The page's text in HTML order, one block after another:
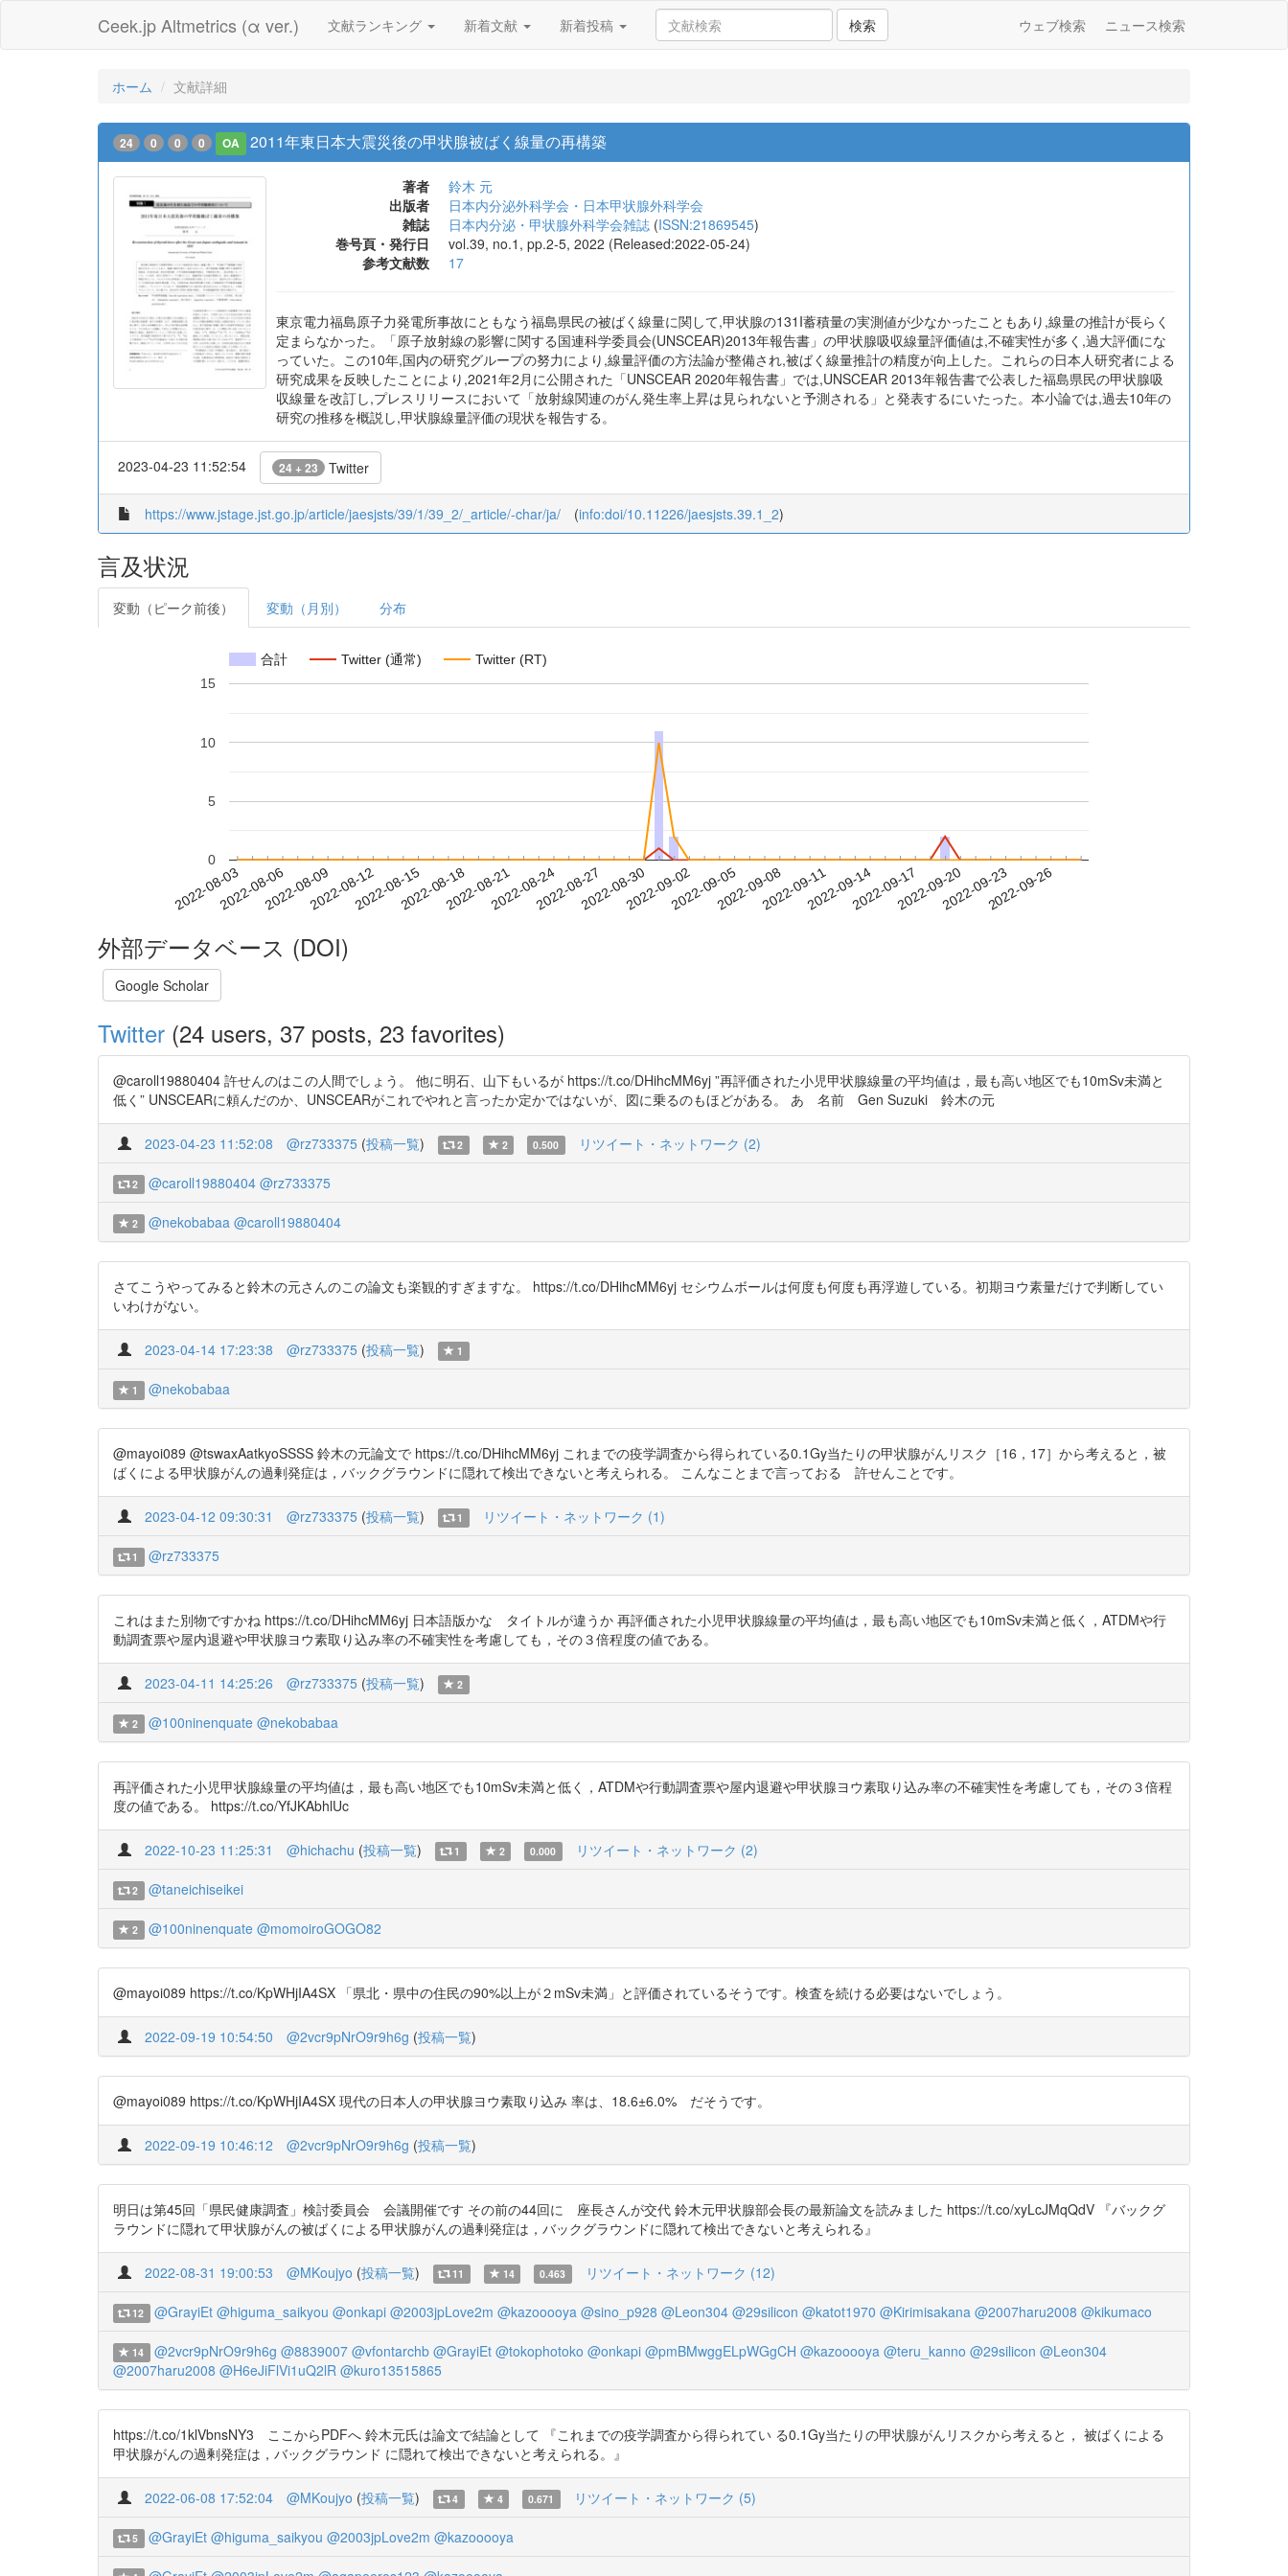
Ceek.jp Altmetrics (α ver.) 文献ランキング 新着文献 新着投稿 検索 ウェブ検索 ニュース検索
ホーム 文献詳細
24 0 0 0 OA 2011年東日本大震災後の甲状腺被ばく線量の再構築
著者
鈴木 元
出版者
日本内分泌外科学会・日本甲状腺外科学会
雑誌
日本内分泌・甲状腺外科学会雑誌 (ISSN:21869545)
巻号頁・発行日
vol.39, no.1, pp.2-5, 2022 (Released:2022-05-24)
参考文献数
17
東京電力福島原子力発電所事故にともなう福島県民の被ばく線量に関して,甲状腺の131I蓄積量の実測値が少なかったこともあり,線量の推計が長らく
定まらなかった。「原子放射線の影響に関する国連科学委員会(UNSCEAR)2013年報告書」の甲状腺吸収線量評価値は,不確実性が多く,過大評価にな
っていた。この10年,国内の研究グループの努力により,線量評価の方法論が整備され,被ばく線量推計の精度が向上した。これらの日本人研究者による
研究成果を反映したことにより,2021年2月に公開された「UNSCEAR 2020年報告書」では,UNSCEAR 2013年報告書で公表した福島県民の甲状腺吸
収線量を改訂し,プレスリリースにおいて「放射線関連のがん発生率上昇は見られないと予測される」と発表するにいたった。本小論では,過去10年の
研究の推移を概説し,甲状腺線量評価の現状を報告する。
2023-04-23 11:52:54 24 + 23 Twitter
https://www.jstage.jst.go.jp/article/jaesjsts/39/1/39_2/_article/-char/ja/ (info:doi/10.11226/jaesjsts.39.1_2)
言及状況
変動（ピーク前後） 変動（月別） 分布
合計 Twitter (通常) Twitter (RT)
2022-08-032022-08-062022-08-092022-08-122022-08-152022-08-182022-08-212022-08-242022-08-272022-08-302022-09-022022-09-052022-09-082022-09-112022-09-142022-09-172022-09-202022-09-232022-09-26
0
5
10
15
外部データベース (DOI)
Google Scholar
Twitter (24 users, 37 posts, 23 favorites)
@caroll19880404 許せんのはこの人間でしょう。 他に明石、山下もいるが https://t.co/DHihcMM6yj ”再評価された小児甲状腺線量の平均値は，最も高い地区でも10mSv未満と
低く” UNSCEARに頼んだのか、UNSCEARがこれでやれと言ったか定かではないが、図に乗るのもほどがある。 あ 名前 Gen Suzuki 鈴木の元
2023-04-23 11:52:08 @rz733375 (投稿一覧) 2 2 0.500 リツイート・ネットワーク (2)
2 @caroll19880404 @rz733375
2 @nekobabaa @caroll19880404
さてこうやってみると鈴木の元さんのこの論文も楽観的すぎますな。 https://t.co/DHihcMM6yj セシウムボールは何度も何度も再浮遊している。初期ヨウ素量だけで判断してい
いわけがない。
2023-04-14 17:23:38 @rz733375 (投稿一覧) 1
1 @nekobabaa
@mayoi089 @tswaxAatkyoSSSS 鈴木の元論文で https://t.co/DHihcMM6yj これまでの疫学調査から得られている0.1Gy当たりの甲状腺がんリスク［16，17］から考えると，被
ばくによる甲状腺がんの過剰発症は，バックグラウンドに隠れて検出できないと考えられる。 こんなことまで言っておる 許せんことです。
2023-04-12 09:30:31 @rz733375 (投稿一覧) 1 リツイート・ネットワーク (1)
1 @rz733375
これはまた別物ですかね https://t.co/DHihcMM6yj 日本語版かな タイトルが違うか 再評価された小児甲状腺線量の平均値は，最も高い地区でも10mSv未満と低く，ATDMや行
動調査票や屋内退避や甲状腺ヨウ素取り込み率の不確実性を考慮しても，その３倍程度の値である。
2023-04-11 14:25:26 @rz733375 (投稿一覧) 2
2 @100ninenquate @nekobabaa
再評価された小児甲状腺線量の平均値は，最も高い地区でも10mSv未満と低く，ATDMや行動調査票や屋内退避や甲状腺ヨウ素取り込み率の不確実性を考慮しても，その３倍程
度の値である。 https://t.co/YfJKAbhlUc
2022-10-23 11:25:31 @hichachu (投稿一覧) 1 2 0.000 リツイート・ネットワーク (2)
2 @taneichiseikei
2 @100ninenquate @momoiroGOGO82
@mayoi089 https://t.co/KpWHjIA4SX 「県北・県中の住民の90%以上が２mSv未満」と評価されているそうです。検査を続ける必要はないでしょう。
2022-09-19 10:54:50 @2vcr9pNrO9r9h6g (投稿一覧)
@mayoi089 https://t.co/KpWHjIA4SX 現代の日本人の甲状腺ヨウ素取り込み 率は、18.6±6.0% だそうです。
2022-09-19 10:46:12 @2vcr9pNrO9r9h6g (投稿一覧)
明日は第45回「県民健康調査」検討委員会 会議開催です その前の44回に 座長さんが交代 鈴木元甲状腺部会長の最新論文を読みました https://t.co/xyLcJMqQdV 『バックグ
ラウンドに隠れて甲状腺がんの被ばくによる甲状腺がんの過剰発症は，バックグラウンドに隠れて検出できないと考えられる』
2022-08-31 19:00:53 @MKoujyo (投稿一覧) 11 14 0.463 リツイート・ネットワーク (12)
12 @GrayiEt @higuma_saikyou @onkapi @2003jpLove2m @kazooooya @sino_p928 @Leon304 @29silicon @katot1970 @Kirimisakana @2007haru2008 @kikumaco
14 @2vcr9pNrO9r9h6g @8839007 @vfontarchb @GrayiEt @tokophotoko @onkapi @pmBMwggELpWGgCH @kazooooya @teru_kanno @29silicon @Leon304
@2007haru2008 @H6eJiFlVi1uQ2lR @kuro13515865
https://t.co/1klVbnsNY3 ここからPDFへ 鈴木元氏は論文で結論として 『これまでの疫学調査から得られてい る0.1Gy当たりの甲状腺がんリスクから考えると， 被ばくによる
甲状腺がんの過剰発症は，バックグラウンド に隠れて検出できないと考えられる。』
2022-06-08 17:52:04 @MKoujyo (投稿一覧) 4 4 0.671 リツイート・ネットワーク (5)
5 @GrayiEt @higuma_saikyou @2003jpLove2m @kazooooya